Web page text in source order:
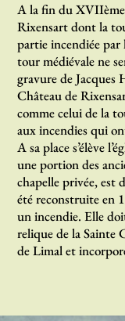
A la fin du XVIIème
Rixensart dont la
partie incendiée
tour médiévale ne
gravure de
Château de
comme celui de la
aux incendies qui
A sa place s’élève
une portion des
chapelle privée, est
été reconstruite en
un incendie. Elle
relique de la Sainte
de Limal et